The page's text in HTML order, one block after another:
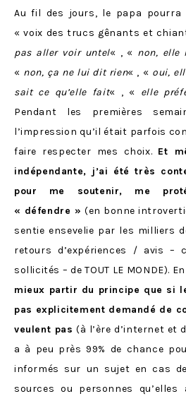
Au fil des jours, le papa pourra
« voix des trucs gênants et
pas aller voir untel« , « non, elle
« non, ça ne lui dit rien« , « oui,
sait ce qu’elle fait« , « elle
Pendant les premières
l’impression qu’il était parfois
faire respecter mes choix. Et
indépendante, j’ai été très
pour me soutenir, me
« défendre »(en bonne
sentie ensevelie par les milliers
retours d’expériences / avis –
sollicités – de TOUT LE MONDE).
mieux partir du principe que si
pas explicitement demandé de
veulent pas (à l’ère d’internet et
a à peu près 99% de chance
informés sur un sujet en cas
sources ou personnes qu’elles